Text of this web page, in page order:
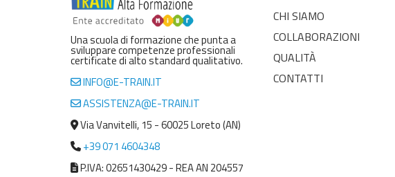
Una scuola di formazione che punta a
sviluppare competenze professionali
certificate di alto standard qualitativo.
INFO@E-TRAIN.IT
ASSISTENZA@E-TRAIN.IT
Via Vanvitelli, 15 - 60025 Loreto (AN)
+39 071 4604348
P.IVA: 02651430429 - REA AN 204557
CHI SIAMO
COLLABORAZIONI
QUALITÀ
CONTATTI